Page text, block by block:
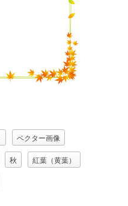
ベクター画像
秋 紅葉（黄葉）